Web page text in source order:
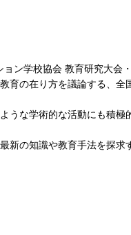
ン学校協会 教育研究大会
育の在り方を議論する、全
うな学術的な活動にも積極
新の知識や教育手法を探求